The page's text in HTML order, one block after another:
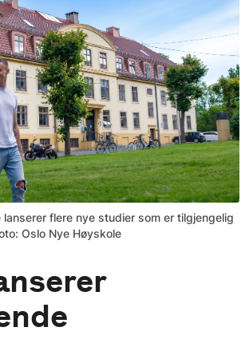
lanserer flere nye studier som er tilgjengelig
Oslo Nye Høyskole